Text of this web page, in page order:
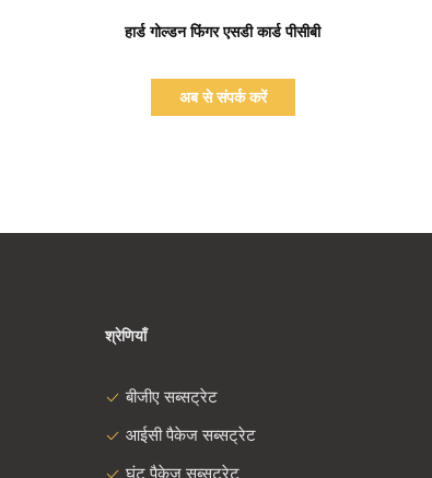
प्रदर्शन का विवरण
हार्ड गोल्डन फिंगर एसडी कार्ड पीसीबी
अब से संपर्क करें
श्रेणियाँ
बीजीए सब्सट्रेट
आईसी पैकेज सब्सट्रेट
घूंट पैकेज सब्सट्रेट